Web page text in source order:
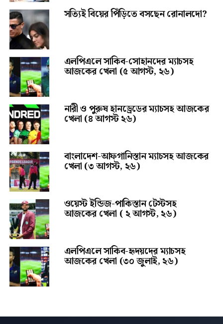
সত্যিই বিয়ের পিঁড়িতে বসছেন রোনালদো?
এলপিএলে সাকিব-সোহানদের ম্যাচসহ
আজকের খেলা (৫ আগস্ট, ২৬)
নারী ও পুরুষ হানড্রেডের ম্যাচসহ আজকের
খেলা (৪ আগস্ট ২৬)
বাংলাদেশ-আফগানিস্তান ম্যাচসহ আজকের
খেলা (৩ আগস্ট, ২৬)
ওয়েস্ট ইন্ডিজ-পাকিস্তান টেস্টসহ
আজকের খেলা ( ২ আগস্ট, ২৬)
এলপিএলে সাকিব-হৃদয়দের ম্যাচসহ
আজকের খেলা (৩০ জুলাই, ২৬)